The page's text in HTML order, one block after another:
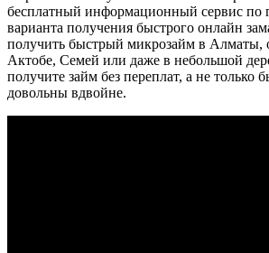
бесплатный информационный сервис по
варианта получения быстрого онлайн
получить быстрый микрозайм в Алматы,
Актобе, Семей или даже в небольшой
получите займ без переплат, а не
довольны вдвойне.